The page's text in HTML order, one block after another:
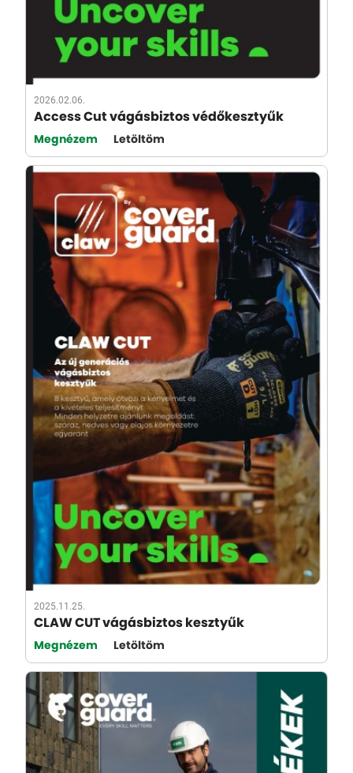
2026.02.06.
Access Cut vágásbiztos védőkesztyűk
Megnézem Letöltöm
2025.11.25.
CLAW CUT vágásbiztos kesztyűk
Megnézem Letöltöm